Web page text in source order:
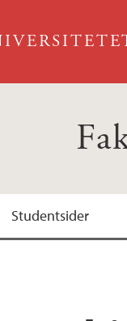
Studentsider